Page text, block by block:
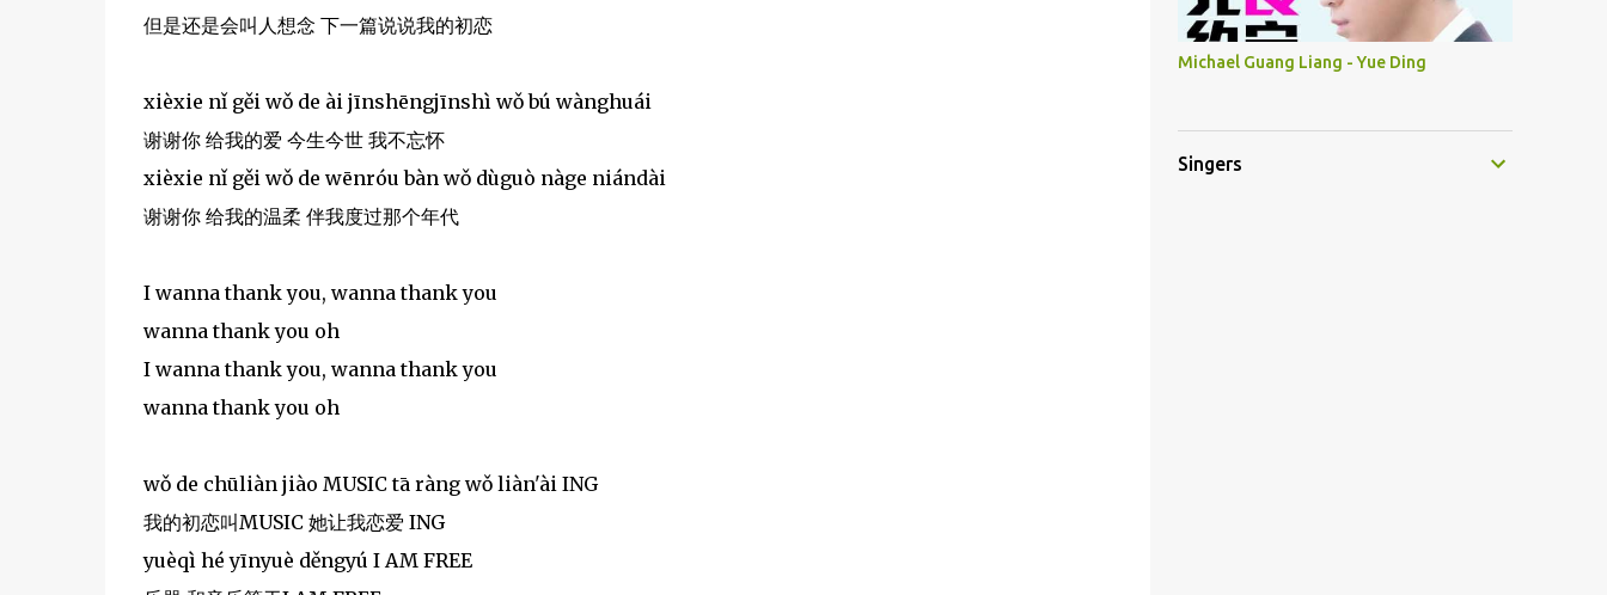
但是还是会叫人想念 下一篇说说我的初恋
xièxie nǐ gěi wǒ de ài jīnshēngjīnshì wǒ bú wànghuái
谢谢你 给我的爱 今生今世 我不忘怀
xièxie nǐ gěi wǒ de wēnróu bàn wǒ dùguò nàge niándài
谢谢你 给我的温柔 伴我度过那个年代
I wanna thank you, wanna thank you
wanna thank you oh
I wanna thank you, wanna thank you
wanna thank you oh
wǒ de chūliàn jiào MUSIC tā ràng wǒ liàn'ài ING
我的初恋叫MUSIC 她让我恋爱 ING
yuèqì hé yīnyuè děngyú I AM FREE
Michael Guang Liang - Yue Ding
Singers